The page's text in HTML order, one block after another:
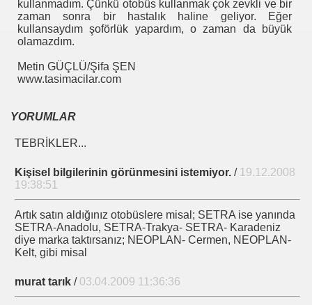
kullanmadım. Çünkü otobüs kullanmak çok zevkli ve bir
zaman sonra bir hastalık haline geliyor. Eğer
kullansaydım şoförlük yapardım, o zaman da büyük
olamazdım.
Metin GÜÇLÜ/Şifa ŞEN
www.tasimacilar.com
YORUMLAR
TEBRİKLER...
Kişisel bilgilerinin görünmesini istemiyor. / 19.12.2008
19:38:51
Artık satın aldığınız otobüslere misal; SETRA ise yanında
SETRA-Anadolu, SETRA-Trakya- SETRA- Karadeniz
diye marka taktırsanız; NEOPLAN- Cermen, NEOPLAN-
Kelt, gibi misal
murat tarık / 03.04.2009 11:36:36
Ziyareti
REKORU ww Çok Satmış !!!
TURAN Ziyareti